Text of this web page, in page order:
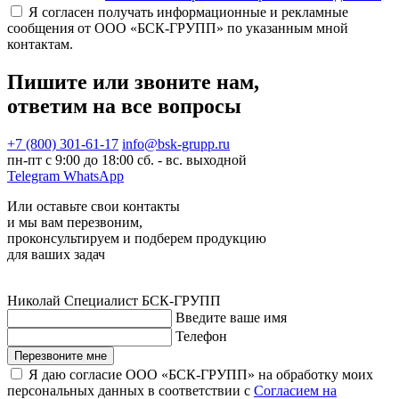
Я согласен получать информационные и рекламные
сообщения от ООО «БСК-ГРУПП» по указанным мной
контактам.
Пишите или звоните нам,
ответим на все вопросы
+7 (800) 301-61-17 info@bsk-grupp.ru
пн-пт с 9:00 до 18:00 сб. - вс. выходной
Telegram WhatsApp
Или оставьте свои контакты
и мы вам перезвоним,
проконсультируем и подберем продукцию
для ваших задач
Николай Специалист БСК-ГРУПП
Введите ваше имя
Телефон
Перезвоните мне
Я даю согласие ООО «БСК-ГРУПП» на обработку моих
персональных данных в соответствии с Согласием на